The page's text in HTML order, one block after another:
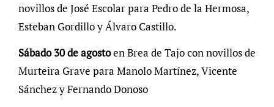
novillos de José Escolar para Pedro de la Hermosa,
Esteban Gordillo y Álvaro Castillo.
Sábado 30 de agostoen Brea de Tajo con novillos de
Murteira Grave para Manolo Martínez, Vicente
Sánchez y Fernando Donoso